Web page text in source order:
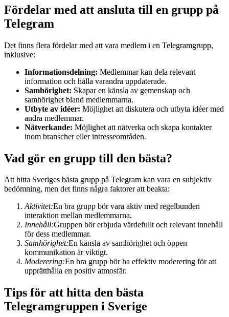
Fördelar med att ansluta till en grupp på
Telegram
Det finns flera fördelar med att vara medlem i en Telegramgrupp,
inklusive:
Informationsdelning: Medlemmar kan dela relevant
information och hålla varandra uppdaterade.
Samhörighet: Skapar en känsla av gemenskap och
samhörighet bland medlemmarna.
Utbyte av idéer: Möjlighet att diskutera och utbyta idéer med
andra medlemmar.
Nätverkande: Möjlighet att nätverka och skapa kontakter
inom branscher eller intresseområden.
Vad gör en grupp till den bästa?
Att hitta Sveriges bästa grupp på Telegram kan vara en subjektiv
bedömning, men det finns några faktorer att beakta:
Aktivitet:En bra grupp bör vara aktiv med regelbunden
interaktion mellan medlemmarna.
Innehåll:Gruppen bör erbjuda värdefullt och relevant innehåll
för dess medlemmar.
Samhörighet:En känsla av samhörighet och öppen
kommunikation är viktigt.
Moderering:En bra grupp bör ha effektiv moderering för att
upprätthålla en positiv atmosfär.
Tips för att hitta den bästa
Telegramgruppen i Sverige